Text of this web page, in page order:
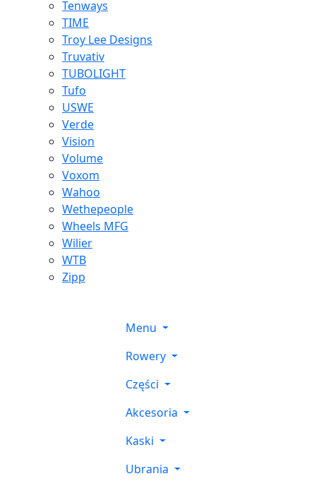
Tenways
TIME
Troy Lee Designs
Truvativ
TUBOLIGHT
Tufo
USWE
Verde
Vision
Volume
Voxom
Wahoo
Wethepeople
Wheels MFG
Wilier
WTB
Zipp
Menu
Rowery
Części
Akcesoria
Kaski
Ubrania